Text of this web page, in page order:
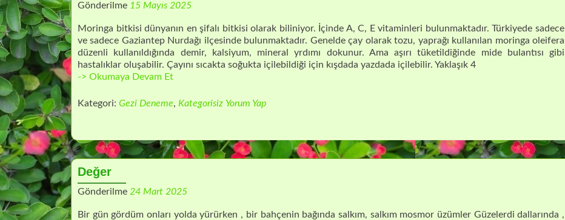
Gönderilme 15 Mayıs 2025
Moringa bitkisi dünyanın en şifalı bitkisi olarak biliniyor. İçinde A, C, E vitaminleri bulunmaktadır. Türkiyede sadece
ve sadece Gaziantep Nurdağı ilçesinde bulunmaktadır. Genelde çay olarak tozu, yaprağı kullanılan moringa oleifera
düzenli kullanıldığında demir, kalsiyum, mineral yrdımı dokunur. Ama aşırı tüketildiğinde mide bulantısı gibi
hastalıklar oluşabilir. Çayını sıcakta soğukta içilebildiği için kışdada yazdada içilebilir. Yaklaşık 4
-> Okumaya Devam EtMoringa
Kategori: Gezi Deneme, Kategorisiz Yorum Yap
Değer
Gönderilme 24 Mart 2025
Bir gün gördüm onları yolda yürürken , bir bahçenin bağında salkım, salkım mosmor üzümler Güzelerdi dallarında ,